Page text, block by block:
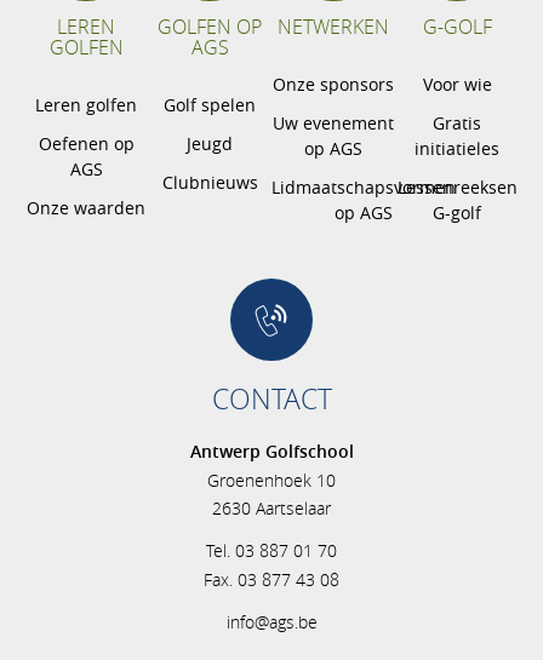
LEREN
GOLFEN
Leren golfen
Oefenen op
AGS
Onze waarden
GOLFEN OP
AGS
Golf spelen
Jeugd
Clubnieuws
NETWERKEN
Onze sponsors
Uw evenement
op AGS
Lidmaatschapsvormen
op AGS
G-GOLF
Voor wie
Gratis
initiatieles
Lessenreeksen
G-golf
CONTACT
Antwerp Golfschool
Groenenhoek 10
2630 Aartselaar
Tel. 03 887 01 70
Fax. 03 877 43 08
info@ags.be